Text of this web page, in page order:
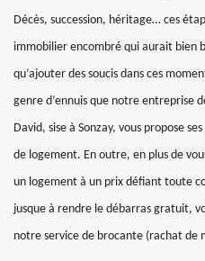
Décès, succession, héritage… ces
immobilier encombré qui aurait bien
qu’ajouter des soucis dans ces
genre d’ennuis que notre entreprise
David, sise à Sonzay, vous propose
de logement. En outre, en plus de
un logement à un prix défiant toute
jusque à rendre le débarras gratuit,
notre service de brocante (rachat de